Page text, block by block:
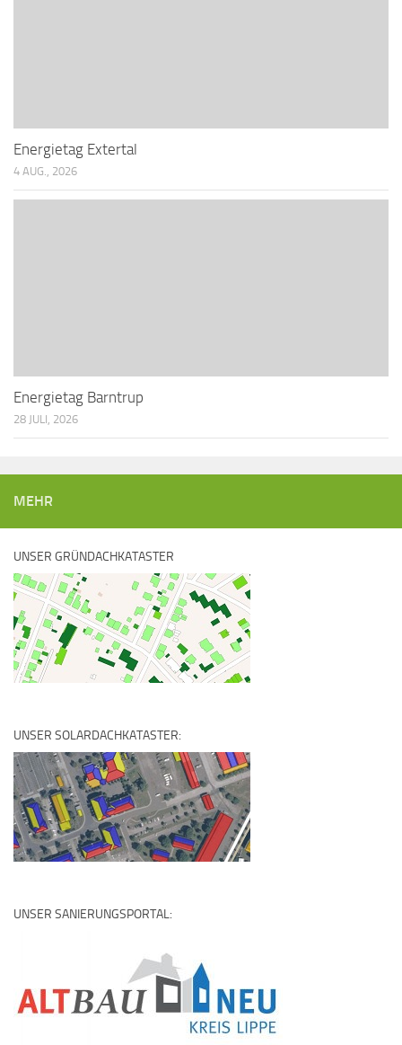
Energietag Extertal
4 AUG., 2026
Energietag Barntrup
28 JULI, 2026
MEHR
UNSER GRÜNDACHKATASTER
UNSER SOLARDACHKATASTER:
UNSER SANIERUNGSPORTAL: